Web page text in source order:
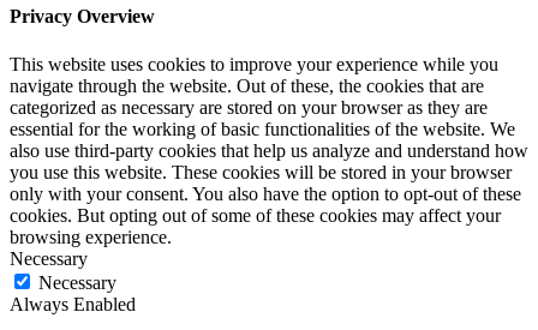
Privacy Overview
This website uses cookies to improve your experience while you
navigate through the website. Out of these, the cookies that are
categorized as necessary are stored on your browser as they are
essential for the working of basic functionalities of the website. We
also use third-party cookies that help us analyze and understand how
you use this website. These cookies will be stored in your browser
only with your consent. You also have the option to opt-out of these
cookies. But opting out of some of these cookies may affect your
browsing experience.
Necessary
Necessary
Always Enabled